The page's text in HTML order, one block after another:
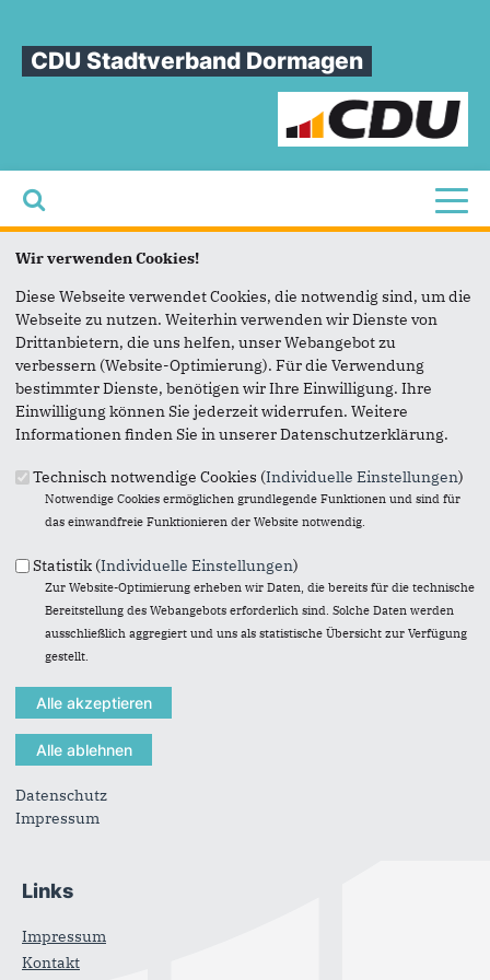
CDU Stadtverband Dormagen
Sie sind hier
Kalender
Haupt-Reiter
Fußbereich
Anschrift
CDU Stadtverband Dormagen
Kölner Straße 116
41539Dormagen
E-Mail:stadtverband@cdu-dormagen.de
Im Web
CDU Deutschlands
Links
Impressum
Kontakt
Wir verwenden Cookies!
Diese Webseite verwendet Cookies, die notwendig sind, um die
Webseite zu nutzen. Weiterhin verwenden wir Dienste von
Drittanbietern, die uns helfen, unser Webangebot zu
verbessern (Website-Optimierung). Für die Verwendung
bestimmter Dienste, benötigen wir Ihre Einwilligung. Ihre
Einwilligung können Sie jederzeit widerrufen. Weitere
Informationen finden Sie in unserer Datenschutzerklärung.
Technisch notwendige Cookies (Individuelle Einstellungen)
Notwendige Cookies ermöglichen grundlegende Funktionen und sind für
das einwandfreie Funktionieren der Website notwendig.
Statistik (Individuelle Einstellungen)
Zur Website-Optimierung erheben wir Daten, die bereits für die technische
Bereitstellung des Webangebots erforderlich sind. Solche Daten werden
ausschließlich aggregiert und uns als statistische Übersicht zur Verfügung
gestellt.
Datenschutz
Impressum